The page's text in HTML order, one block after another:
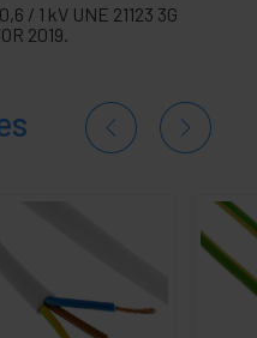
/ 1 kV UNE 21123 3G
2019.